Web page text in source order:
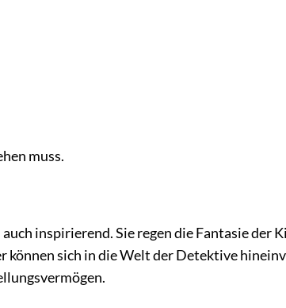
muss.
inspirierend. Sie regen die Fantasie der
können sich in die Welt der Detektive